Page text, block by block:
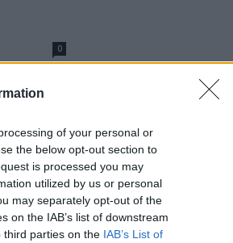
of your personal or
the below opt-out section to
is processed you may
utilized by us or personal
may separately opt-out of the
on the IAB’s list of downstream
third parties on the IAB’s List of
0
festival,
klasických